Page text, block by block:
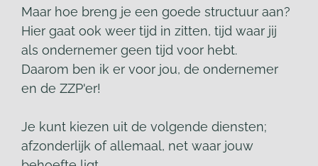
Maar hoe breng je een goede structuur aan?
Hier gaat ook weer tijd in zitten, tijd waar jij
als ondernemer geen tijd voor hebt.
Daarom ben ik er voor jou, de ondernemer
en de ZZP'er!
Je kunt kiezen uit de volgende diensten;
afzonderlijk of allemaal, net waar jouw